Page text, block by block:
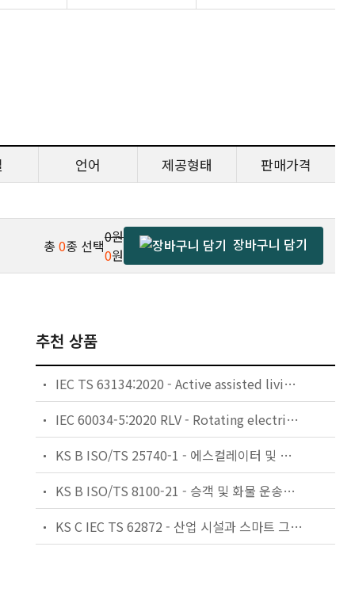
언어 제공형태 판매가격
총 0종 선택0원
0원
장바구니 담기
추천 상품
IEC TS 63134:2020 - Active assisted living (AAL) use cases
IEC 60034-5:2020 RLV - Rotating electrical machines - Part 5: Degrees of protection provided by the integral design of rotating electrical machines (IP code) - Classification
KS B ISO/TS 25740-1 - 에스컬레이터 및 무빙워크에 대한 안전요건 — 제1부: 세계공통 필수 안전요건(GESRs)
KS B ISO/TS 8100-21 - 승객 및 화물 운송용 엘리베이터 —제21부: 세계공통 필수안전요건(GESRs)을 충족하는 세계공통 안전 파라미터(GSPs)
KS C IEC TS 62872 - 산업 시설과 스마트 그리드 사이의 산업 공정 측정, 제어 및 자동화 시스템 인터페이스